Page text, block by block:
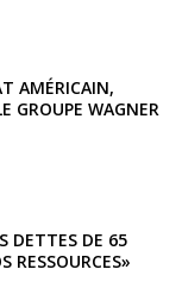
AMÉRICAIN,
GROUPE WAGNER
DETTES DE 65
RESSOURCES»